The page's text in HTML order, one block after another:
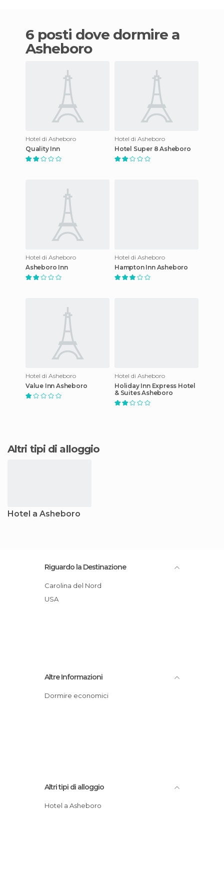
6 posti dove dormire a
Asheboro
Hotel di Asheboro
Quality Inn
Hotel di Asheboro
Hotel Super 8 Asheboro
Hotel di Asheboro
Asheboro Inn
Hotel di Asheboro
Hampton Inn Asheboro
Hotel di Asheboro
Value Inn Asheboro
Hotel di Asheboro
Holiday Inn Express Hotel
& Suites Asheboro
Altri tipi di alloggio
Hotel a Asheboro
Riguardo la Destinazione
Carolina del Nord
USA
Altre Informazioni
Dormire economici
Altri tipi di alloggio
Hotel a Asheboro